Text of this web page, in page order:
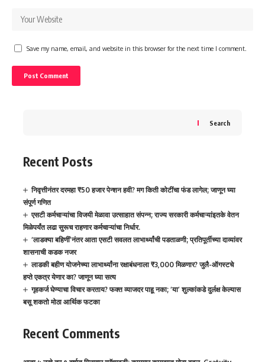
Save my name, email, and website in this browser for the next time I comment.
Search
Recent Posts
निवृत्तीनंतर दरमहा ₹50 हजार पेन्शन हवी? मग किती कोटींचा फंड लागेल; जाणून घ्या
संपूर्ण गणित
एसटी कर्मचाऱ्यांचा विजयी मेळावा उत्साहात संपन्न; राज्य सरकारी कर्मचाऱ्यांइतके वेतन
मिळेपर्यंत लढा सुरूच राहणार कर्मचाऱ्यांचा निर्धार.
‘लाडक्या बहिणीं’नंतर आता एसटी सवलत लाभार्थ्यांची पडताळणी; प्रतिपूर्तीच्या दाव्यांवर
शासनाची कडक नजर
लाडकी बहीण योजनेच्या लाभार्थ्यांना रक्षाबंधनाला ₹3,000 मिळणार? जुलै-ऑगस्टचे
हप्ते एकत्र येणार का? जाणून घ्या सत्य
गृहकर्ज घेण्याचा विचार करताय? फक्त व्याजदर पाहू नका; ‘या’ शुल्कांकडे दुर्लक्ष केल्यास
बसू शकतो मोठा आर्थिक फटका
Recent Comments